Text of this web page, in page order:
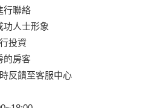
行聯絡
功人士形象
投資
的房客
反饋至客服中心